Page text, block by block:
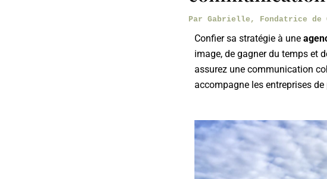
Par Gabrielle, Fondatrice de
Confier sa stratégie à une
image, de gagner du temps et
assurez une communication
accompagne les entreprises